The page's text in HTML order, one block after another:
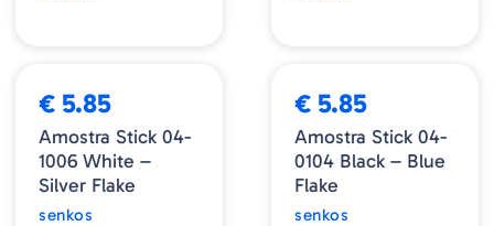
€ 5.85
Amostra Stick 04-
1006 White –
Silver Flake
senkos
€ 5.85
Amostra Stick 04-
0104 Black – Blue
Flake
senkos